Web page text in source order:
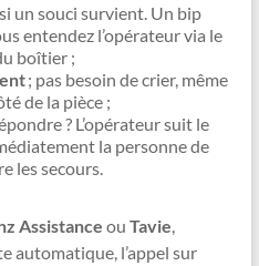
un souci survient. Un bip
entendez l’opérateur via le
boîtier ;
; pas besoin de crier, même
de la pièce ;
? L’opérateur suit le
la personne de
les secours.
Assistance ou Tavie
automatique, l’appel sur